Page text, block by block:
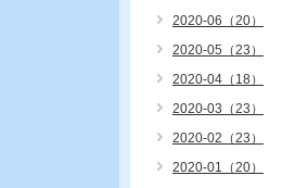
2020-06（20）
2020-05（23）
2020-04（18）
2020-03（23）
2020-02（23）
2020-01（20）